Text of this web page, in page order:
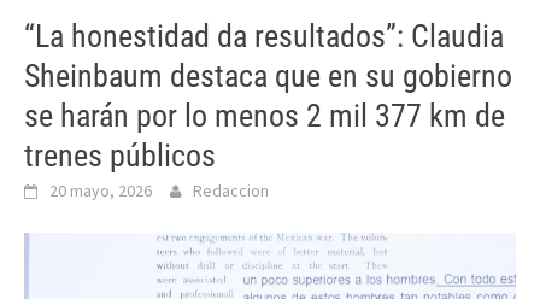
“La honestidad da resultados”: Claudia
Sheinbaum destaca que en su gobierno
se harán por lo menos 2 mil 377 km de
trenes públicos
20 mayo, 2026 Redaccion